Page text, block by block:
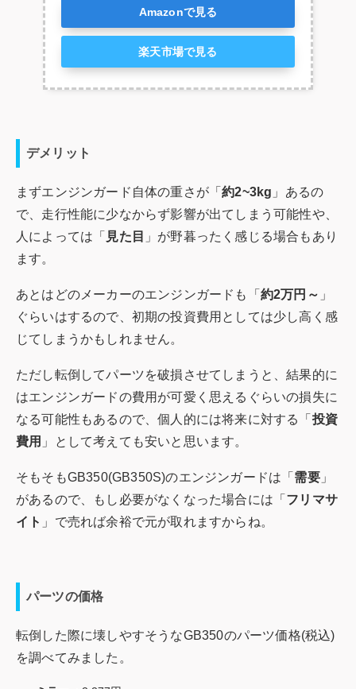
Amazonで見る
楽天市場で見る
デメリット
まずエンジンガード自体の重さが「約2~3kg 」あるの
で、走行性能に少なからず影響が出てしまう可能性や、
人によっては「 見た目 」が野暮ったく感じる場合もあり
ます。
あとはどのメーカーのエンジンガードも「 約2万円～ 」
ぐらいはするので、初期の投資費用としては少し高く感
じてしまうかもしれません。
ただし転倒してパーツを破損させてしまうと、結果的に
はエンジンガードの費用が可愛く思えるぐらいの損失に
なる可能性もあるので、個人的には将来に対する「 投資
費用 」として考えても安いと思います。
そもそもGB350(GB350S)のエンジンガードは「 需要」
があるので、もし必要がなくなった場合には「 フリマサ
イト 」で売れば余裕で元が取れますからね。
パーツの価格
転倒した際に壊しやすそうなGB350のパーツ価格(税込)
を調べてみました。